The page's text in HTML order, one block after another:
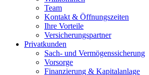
Team
Kontakt & Öffnungszeiten
Ihre Vorteile
Versicherungspartner
Privatkunden
Sach- und Vermögenssicherung
Vorsorge
Finanzierung & Kapitalanlage